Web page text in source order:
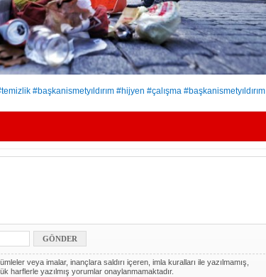
#başkanismetyıldırım #hijyen #çalışma #başkanismetyıldırım
veya imalar, inançlara saldırı içeren, imla kuralları ile yazılmamış,
harflerle yazılmış yorumlar onaylanmamaktadır.